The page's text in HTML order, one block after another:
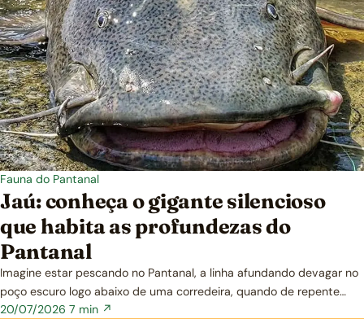
Fauna do Pantanal
Jaú: conheça o gigante silencioso
que habita as profundezas do
Pantanal
Imagine estar pescando no Pantanal, a linha afundando devagar no
poço escuro logo abaixo de uma corredeira, quando de repente…
20/07/2026 7 min ↗